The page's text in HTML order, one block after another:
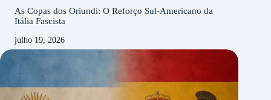
As Copas dos Oriundi: O Reforço Sul-Americano da
Itália Fascista
julho 19, 2026